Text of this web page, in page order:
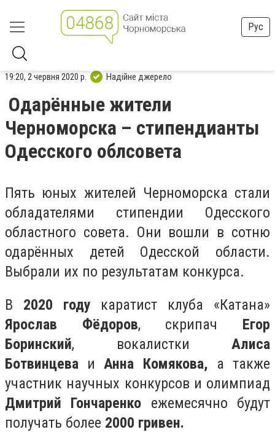
Рус
19:20, 2 червня 2020 р. Надійне джерело
Одарённые жители
Черноморска – стипендианты
Одесского облсовета
Пять юных жителей Черноморска стали
обладателями стипендии Одесского
областного совета. Они вошли в сотню
одарённых детей Одесской области.
Выбрали их по результатам конкурса.
В 2020 году каратист клуба «Катана»
Ярослав Фёдоров, скрипач Егор
Боринский, вокалистки Алиса
Ботвинцева иАнна Комякова, а также
участник научных конкурсов и олимпиад
Дмитрий Гончаренко ежемесячно будут
получать более 2000 гривен.